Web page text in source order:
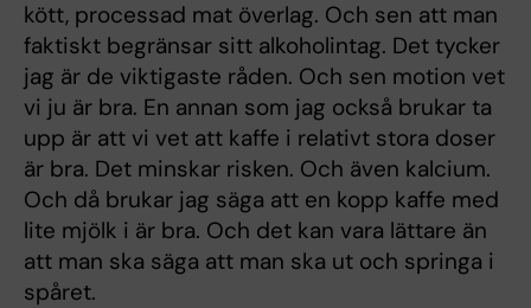
kött, processad mat överlag. Och sen att man
faktiskt begränsar sitt alkoholintag. Det tycker
jag är de viktigaste råden. Och sen motion vet
vi ju är bra. En annan som jag också brukar ta
upp är att vi vet att kaffe i relativt stora doser
är bra. Det minskar risken. Och även kalcium.
Och då brukar jag säga att en kopp kaffe med
lite mjölk i är bra. Och det kan vara lättare än
att man ska säga att man ska ut och springa i
spåret.